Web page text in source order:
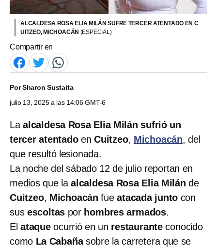
ALCALDESA ROSA ELIA MILÁN SUFRE TERCER ATENTADO EN C
UITZEO, MICHOACÁN (ESPECIAL)
Compartir en
PorSharon Sustaita
julio 13, 2025 a las 14:06 GMT-6
La alcaldesa Rosa Elia Milán sufrió un
tercer atentadoenCuitzeo, Michoacán, del
que resultó lesionada.
La noche del sábado 12 de julio reportan en
medios que laalcaldesa Rosa Elia Milán de
Cuitzeo, Michoacánfueatacada junto con
susescoltas por hombres armados.
El ataqueocurrió en un restaurante conocido
como La Cabañasobre la carretera que se